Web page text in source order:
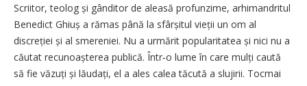
Scriitor, teolog și gânditor de aleasă profunzime, arhimandritul
Benedict Ghiuș a rămas până la sfârșitul vieții un om al
discreției și al smereniei. Nu a urmărit popularitatea și nici nu a
căutat recunoașterea publică. Într‑o lume în care mulți caută
să fie văzuți și lăudați, el a ales calea tăcută a slujirii. Tocmai